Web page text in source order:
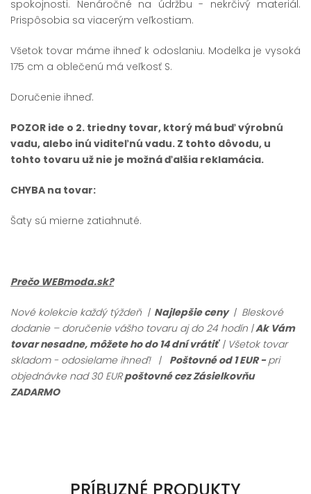
spokojnosti. Nenáročné na údržbu - nekrčivý materiál.
Prispôsobia sa viacerým veľkostiam.
Všetok tovar máme ihneď k odoslaniu. Modelka je vysoká
175 cm a oblečenú má veľkosť S.
Doručenie ihneď.
POZOR ide o 2. triedny tovar, ktorý má buď výrobnú
vadu, alebo inú viditeľnú vadu. Z tohto dôvodu, u
tohto tovaru už nie je možná ďalšia reklamácia.
CHYBA na tovar:
Šaty sú mierne zatiahnuté.
Prečo WEBmoda.sk?
Nové kolekcie každý týždeň |Najlepšie ceny | Bleskové
dodanie – doručenie vášho tovaru aj do 24 hodín |Ak Vám
tovar nesadne, môžete ho do 14 dní vrátiť | Všetok tovar
skladom - odosielame ihneď! | Poštovné od 1 EUR -pri
objednávke nad 30 EURpoštovné cez Zásielkovňu
ZADARMO